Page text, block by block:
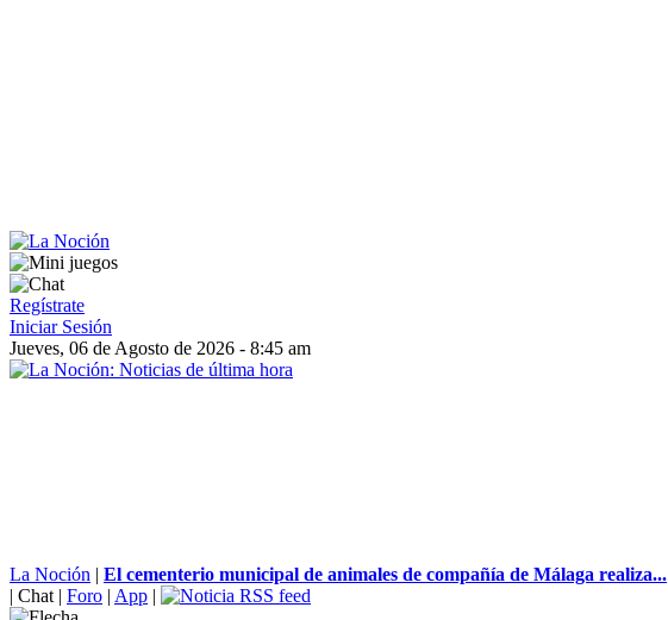
Regístrate
Iniciar Sesión
Jueves, 06 de Agosto de 2026 - 8:45 am
La Noción | El cementerio municipal de animales de compañía de Málaga realiza...
| Chat | Foro | App |